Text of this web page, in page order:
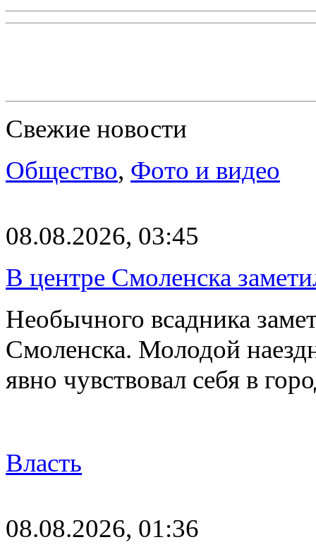
Свежие новости
Общество, Фото и видео
08.08.2026, 03:45
В центре Смоленска
Необычного всадника
Смоленска. Молодой
явно чувствовал себя в
Власть
08.08.2026, 01:36